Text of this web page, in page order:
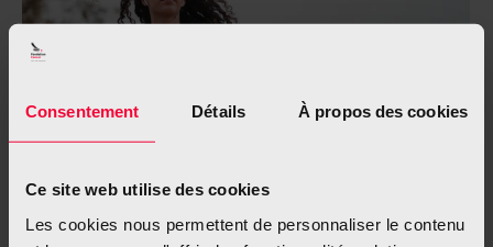
Consentement Détails À propos des cookies
Ce site web utilise des cookies
Les cookies nous permettent de personnaliser le contenu